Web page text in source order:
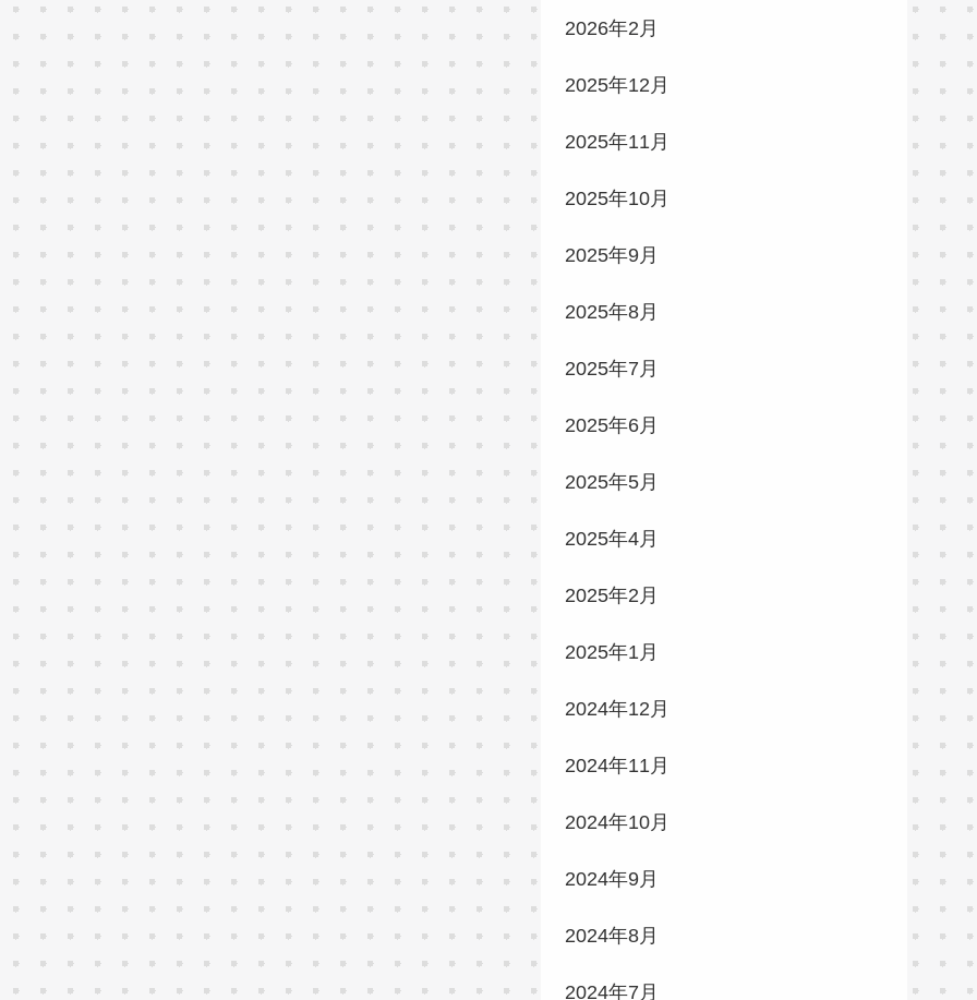
2026年2月
2025年12月
2025年11月
2025年10月
2025年9月
2025年8月
2025年7月
2025年6月
2025年5月
2025年4月
2025年2月
2025年1月
2024年12月
2024年11月
2024年10月
2024年9月
2024年8月
2024年7月